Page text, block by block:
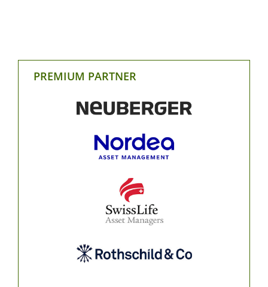
PREMIUM PARTNER